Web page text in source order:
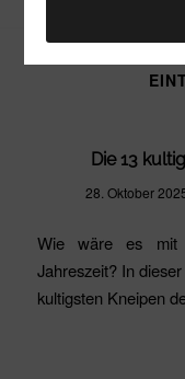
Die 13
28. Oktober
Wie wäre es mit
Jahreszeit? In
kultigsten Kneipen